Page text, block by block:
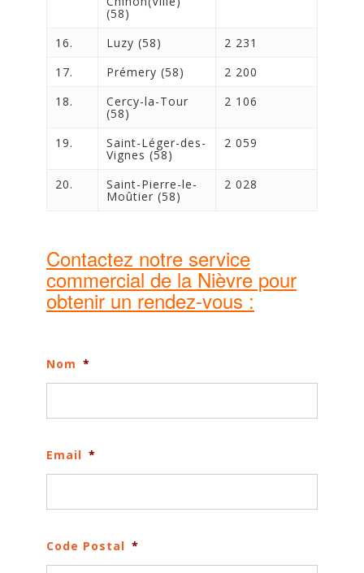
(58)
16.
Luzy (58)
2 231
17.
Prémery (58)
2 200
18.
Cercy-la-Tour
(58)
2 106
19. Saint-Léger-des-
Vignes (58)
2 059
20. Saint-Pierre-le-
Moûtier (58)
2 028
Contactez notre service
commercial de la Nièvre pour
obtenir un rendez-vous :
Nom *
Email *
Code Postal *